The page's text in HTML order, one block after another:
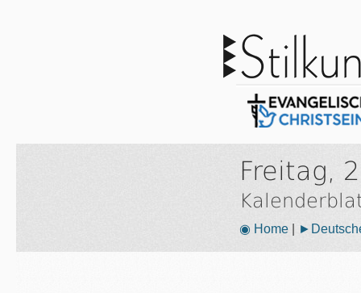
Freitag,
◉ Home|